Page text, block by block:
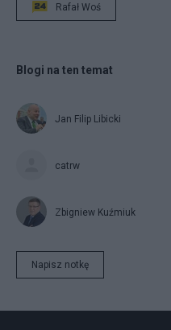
Rafał Woś
Blogi na ten temat
Jan Filip Libicki
catrw
Zbigniew Kuźmiuk
Napisz notkę